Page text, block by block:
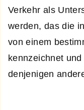
Verkehr als
werden, das die
von einem
kennzeichnet
denjenigen